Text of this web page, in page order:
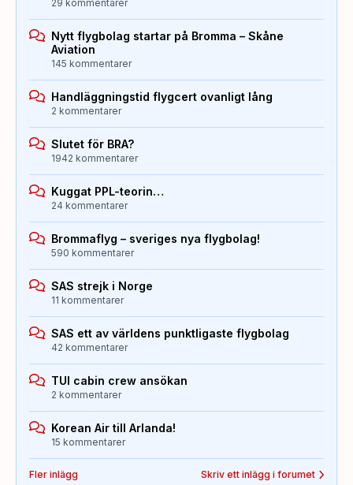
29 kommentarer
Nytt flygbolag startar på Bromma – Skåne
Aviation
145 kommentarer
Handläggningstid flygcert ovanligt lång
2 kommentarer
Slutet för BRA?
1942 kommentarer
Kuggat PPL-teorin…
24 kommentarer
Brommaflyg – sveriges nya flygbolag!
590 kommentarer
SAS strejk i Norge
11 kommentarer
SAS ett av världens punktligaste flygbolag
42 kommentarer
TUI cabin crew ansökan
2 kommentarer
Korean Air till Arlanda!
15 kommentarer
Fler inlägg Skriv ett inlägg i forumet